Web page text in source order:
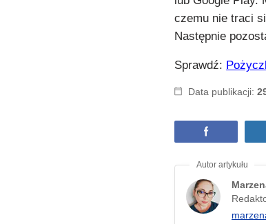
czemu nie traci
Następnie
Sprawdź:
Data publikacji: